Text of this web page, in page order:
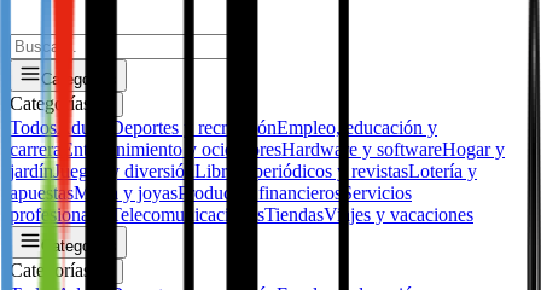
Categorías
Categorías
TodosAdulto Deportes y recreaciónEmpleo, educación y
carrera Entretenimiento y ocio FloresHardware y softwareHogar y
jardínJuegos y diversión Libros, periódicos y revistasLotería y
apuestasModa y joyasProductos financieros Servicios
profesionales
TelecomunicacionesTiendasViajes y vacaciones
Categorías
Categorías